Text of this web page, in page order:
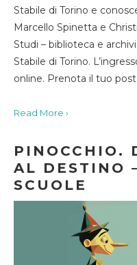
Stabile di Torino e
Marcello Spinetta e
Studi – biblioteca e
Stabile di Torino.
online. Prenota il tuo
Read More ›
PINOCCHIO.
AL DESTINO
SCUOLE